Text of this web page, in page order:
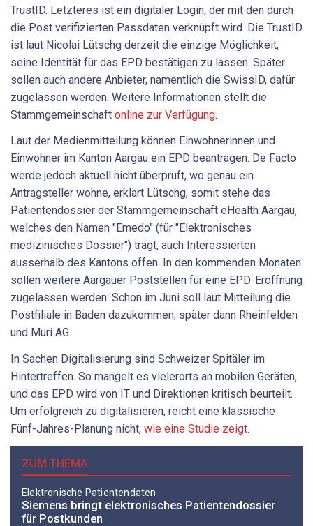
TrustID. Letzteres ist ein digitaler Login, der mit den durch
die Post verifizierten Passdaten verknüpft wird. Die TrustID
ist laut Nicolai Lütschg derzeit die einzige Möglichkeit,
seine Identität für das EPD bestätigen zu lassen. Später
sollen auch andere Anbieter, namentlich die SwissID, dafür
zugelassen werden. Weitere Informationen stellt die
Stammgemeinschaft online zur Verfügung.
Laut der Medienmitteilung können Einwohnerinnen und
Einwohner im Kanton Aargau ein EPD beantragen. De Facto
werde jedoch aktuell nicht überprüft, wo genau ein
Antragsteller wohne, erklärt Lütschg, somit stehe das
Patientendossier der Stammgemeinschaft eHealth Aargau,
welches den Namen "Emedo" (für "Elektronisches
medizinisches Dossier") trägt, auch Interessierten
ausserhalb des Kantons offen. In den kommenden Monaten
sollen weitere Aargauer Poststellen für eine EPD-Eröffnung
zugelassen werden: Schon im Juni soll laut Mitteilung die
Postfiliale in Baden dazukommen, später dann Rheinfelden
und Muri AG.
In Sachen Digitalisierung sind Schweizer Spitäler im
Hintertreffen. So mangelt es vielerorts an mobilen Geräten,
und das EPD wird von IT und Direktionen kritisch beurteilt.
Um erfolgreich zu digitalisieren, reicht eine klassische
Fünf-Jahres-Planung nicht, wie eine Studie zeigt.
ZUM THEMA
Elektronische Patientendaten
Siemens bringt elektronisches Patientendossier
für Postkunden